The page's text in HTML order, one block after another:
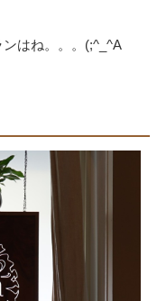
はね。。。(;^_^A